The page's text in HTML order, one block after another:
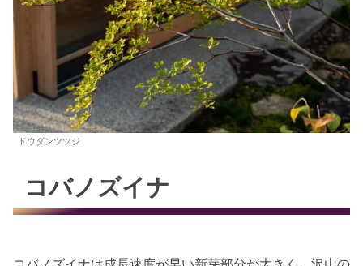
ドウダンツツジ
コバノズイナ